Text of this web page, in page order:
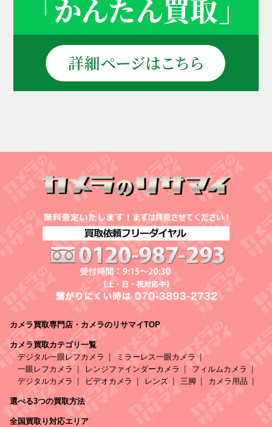
カメラ買取専門店・カメラのリサマイTOP
カメラ買取カテゴリ一覧
デジタル一眼レフカメラ
ミラーレス一眼カメラ
一眼レフカメラ
レンジファインダーカメラ
フィルムカメラ
デジタルカメラ
ビデオカメラ レンズ 三脚 カメラ用品
選べる3つの買取方法
全国買取り対応エリア